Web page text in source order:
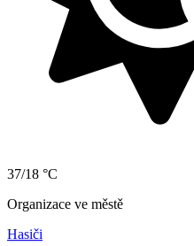
37/18 °C
Organizace ve městě
Hasiči